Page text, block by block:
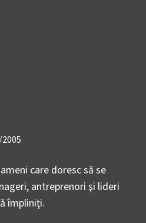
care doresc să se
antreprenori şi lideri
împliniţi.